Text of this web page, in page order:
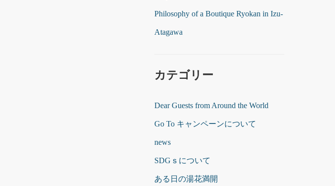
Philosophy of a Boutique Ryokan in Izu-
Atagawa
カテゴリー
Dear Guests from Around the World
Go To キャンペーンについて
news
SDGｓについて
ある日の湯花満開